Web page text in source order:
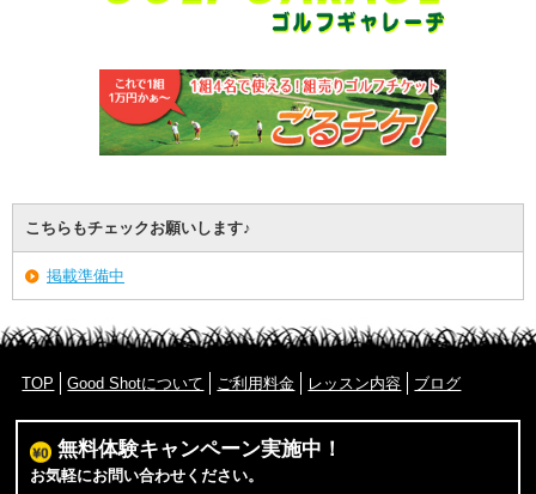
こちらもチェックお願いします♪
掲載準備中
TOP Good Shotについて ご利用料金 レッスン内容 ブログ
無料体験キャンペーン実施中！
お気軽にお問い合わせください。